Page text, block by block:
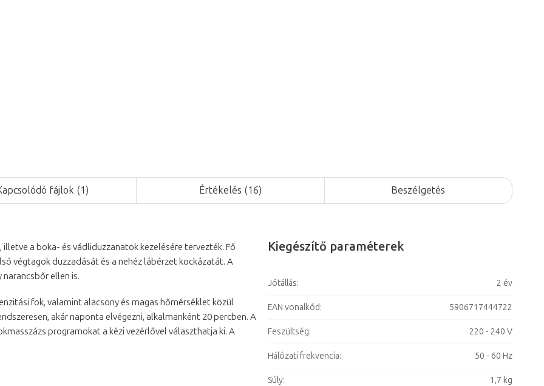
fájlok (1) Értékelés (16) Beszélgetés
a boka- és vádliduzzanatok kezelésére tervezték. Fő
végtagok duzzadását és a nehéz lábérzet kockázatát. A
ellen is.
fok, valamint alacsony és magas hőmérséklet közül
akár naponta elvégezni, alkalmanként 20 percben. A
programokat a kézi vezérlővel választhatja ki. A
Kiegészítő paraméterek
Jótállás: 2 év
EAN vonalkód: 5906717444722
Feszültség: 220 - 240 V
Hálózati frekvencia: 50 - 60 Hz
Súly: 1,7 kg